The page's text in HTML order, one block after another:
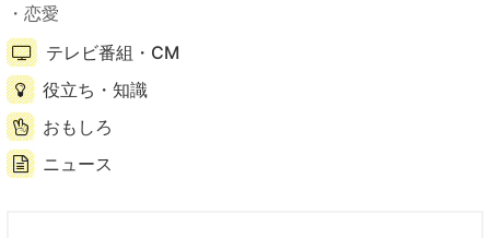
恋愛
テレビ番組・CM
役立ち・知識
おもしろ
ニュース